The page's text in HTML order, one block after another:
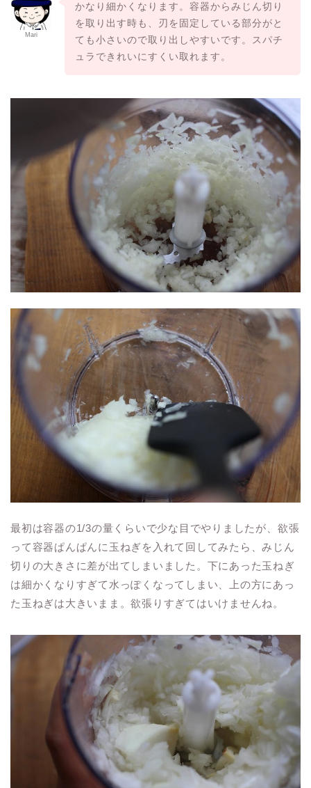
Mari
かなり細かくなります。容器からみじん切り
を取り出す時も、刃を固定している部分がと
ても小さいので取り出しやすいです。スパチ
ュラできれいにすくい取れます。
最初は容器の1/3の量くらいで少な目でやりましたが、欲張
って容器ぱんぱんに玉ねぎを入れて回してみたら、みじん
切りの大きさに差が出てしまいました。下にあった玉ねぎ
は細かくなりすぎて水っぽくなってしまい、上の方にあっ
た玉ねぎは大きいまま。欲張りすぎてはいけませんね。